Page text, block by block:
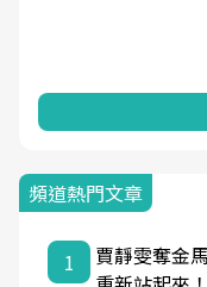
頻道熱門文章
1
賈靜雯奪金